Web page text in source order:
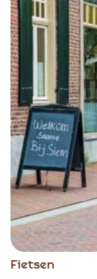
Fietsen
Item